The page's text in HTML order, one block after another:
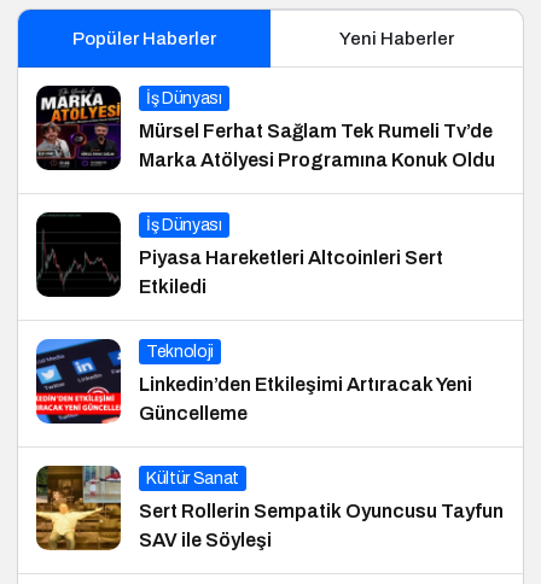
Popüler Haberler Yeni Haberler
İş Dünyası
Mürsel Ferhat Sağlam Tek Rumeli Tv’de
Marka Atölyesi Programına Konuk Oldu
İş Dünyası
Piyasa Hareketleri Altcoinleri Sert
Etkiledi
Teknoloji
Linkedin’den Etkileşimi Artıracak Yeni
Güncelleme
Kültür Sanat
Sert Rollerin Sempatik Oyuncusu Tayfun
SAV ile Söyleşi